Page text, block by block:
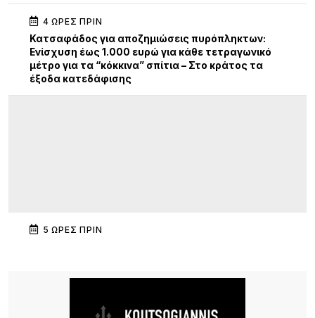
4 ΏΡΕΣ ΠΡΙΝ
Κατσαφάδος για αποζημιώσεις πυρόπληκτων:
Ενίσχυση έως 1.000 ευρώ για κάθε τετραγωνικό
μέτρο για τα “κόκκινα” σπίτια – Στο κράτος τα
έξοδα κατεδάφισης
5 ΏΡΕΣ ΠΡΙΝ
Προσωρινή διακοπή κυκλοφορίας στον Παλαιό